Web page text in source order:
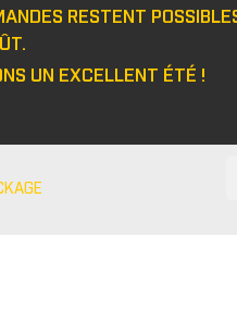
RESTENT
UN EXCELLENT ÉTÉ !